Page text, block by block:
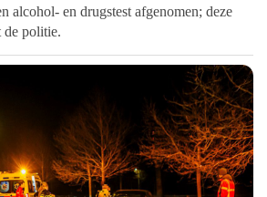
alcohol- en drugstest afgenomen; deze
de politie.